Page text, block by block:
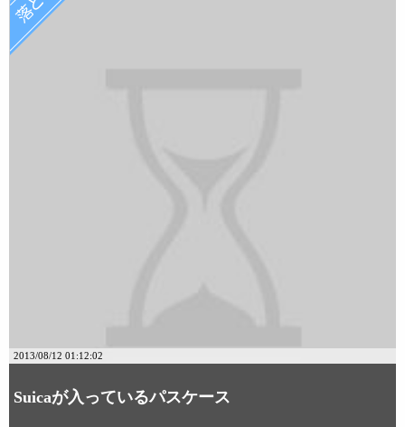
2013/08/12 01:12:02
Suicaが入っているパスケース